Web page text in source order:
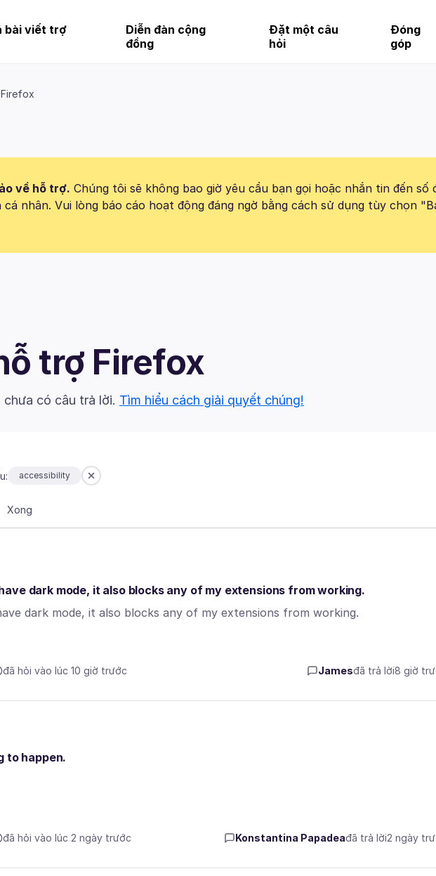
bài viết trợ
Diễn đàn cộng
đồng
Đặt một câu
hỏi
Đóng
góp
Firefox
về hỗ trợ. Chúng tôi sẽ không bao giờ yêu cầu bạn gọi hoặc nhắn tin đến số
nhân. Vui lòng báo cáo hoạt động đáng ngờ bằng cách sử dụng tùy chọn
trợ Firefox
có câu trả lời. Tìm hiểu cách giải quyết chúng!
accessibility
Xong
dark mode, it also blocks any of my extensions from working.
dark mode, it also blocks any of my extensions from working.
đã hỏi vào lúc 10 giờ trước Jamesđã trả lời8 giờ
to happen.
đã hỏi vào lúc 2 ngày trước Konstantina Papadeađã trả lời2 ngày